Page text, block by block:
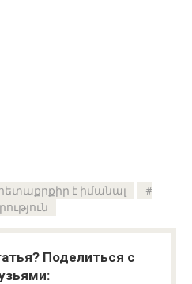
հետաքրքիր է իմանալ
Поделиться с